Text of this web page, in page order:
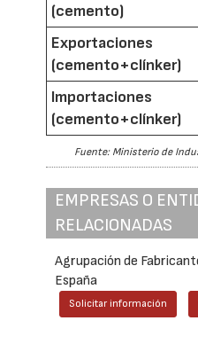
(cemento)
Exportaciones
(cemento+clínker)
Importaciones
(cemento+clínker)
Fuente: Ministerio de
EMPRESAS O
RELACIONADAS
Agrupación de
España
Solicitar información